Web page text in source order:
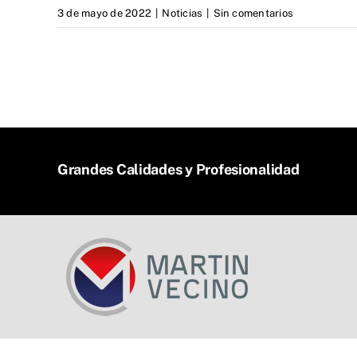
3 de mayo de 2022 Noticias Sin comentarios
Grandes Calidades y Profesionalidad